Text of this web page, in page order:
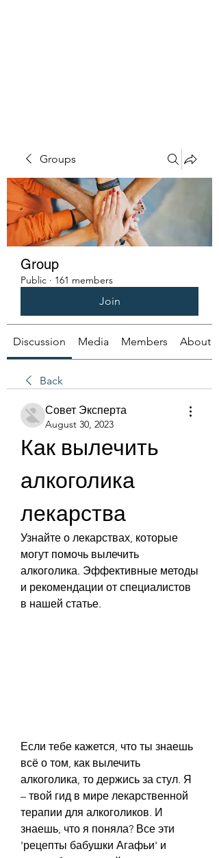
Groups
Group
Public · 161 members
Join
Discussion Media Members About
Back
Совет Эксперта
August 30, 2023
Как вылечить
алкоголика
лекарства
Узнайте о лекарствах, которые
могут помочь вылечить
алкоголика. Эффективные методы
и рекомендации от специалистов
в нашей статье.
Если тебе кажется, что ты знаешь
всё о том, как вылечить
алкоголика, то держись за стул. Я
– твой гид в мире лекарственной
терапии для алкоголиков. И
знаешь, что я поняла? Все эти
'рецепты бабушки Агафьи' и